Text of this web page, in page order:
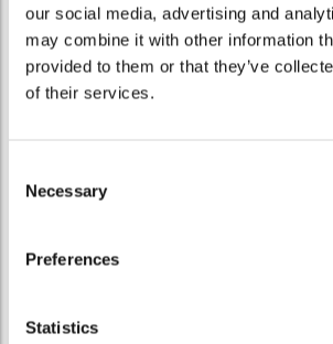
our social media, advertising and
may combine it with other information
provided to them or that they’ve
of their services.
Selection
Necessary
Preferences
Statistics
Artikelnummer
Netto gewicht
Bruto gewicht
Geschikt voor vegetariers
Kosher